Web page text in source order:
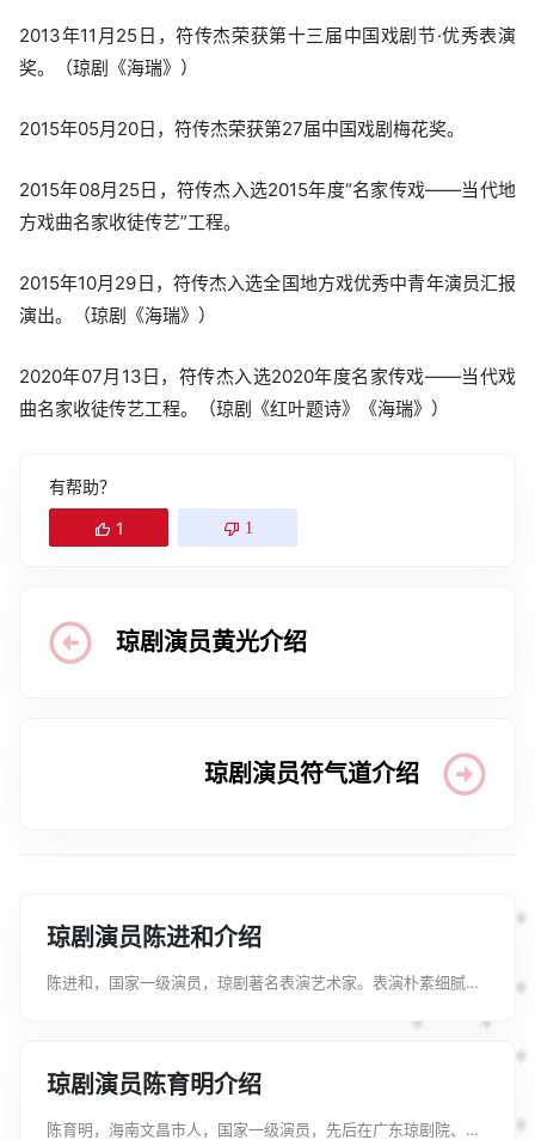
2013年11月25日，符传杰荣获第十三届中国戏剧节·优秀表演
奖。（琼剧《海瑞》）
2015年05月20日，符传杰荣获第27届中国戏剧梅花奖。
2015年08月25日，符传杰入选2015年度“名家传戏——当代地
方戏曲名家收徒传艺”工程。
2015年10月29日，符传杰入选全国地方戏优秀中青年演员汇报
演出。（琼剧《海瑞》）
2020年07月13日，符传杰入选2020年度名家传戏——当代戏
曲名家收徒传艺工程。（琼剧《红叶题诗》《海瑞》）
有帮助？
1 1
琼剧演员黄光介绍
琼剧演员符气道介绍
琼剧演员陈进和介绍
陈进和，国家一级演员，琼剧著名表演艺术家。表演朴素细腻、
圆，声情并茂，行腔铿锵有加，特别是他演唱的"急中板"，不仅
琼剧演员陈育明介绍
陈育明，海南文昌市人，国家一级演员，先后在广东琼剧院、海